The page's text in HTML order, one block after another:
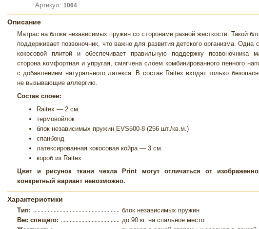
Артикул: 1064
Описание
Матрас на блоке независимых пружин со сторонами разной жесткости. Такой
поддерживает позвоночник, что важно для развития детского организма. Одна
кокосовой плитой и обеспечивает правильную поддержку позвоночника
сторона комфортная и упругая, смягчена слоем комбинированного пенного
с добавлением натурального латекса. В состав Raitex входят только
не вызывающие аллергию.
Состав слоев:
Raitex — 2 см.
термовойлок
блок независимых пружин EVS500-8 (256 шт./кв.м.)
спанбонд
латексированная кокосовая койра — 3 см.
короб из Raitex
Цвет и рисунок ткани чехла Print могут отличаться от
конкретный вариант невозможно.
Характеристики
Тип:
блок независимых пружин
Вес спящего:
до 90 кг. на спальное место